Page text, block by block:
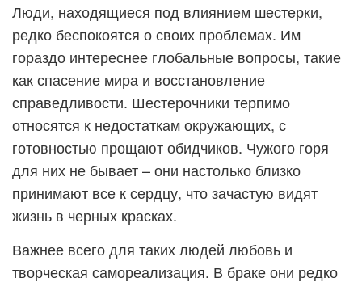
Люди, находящиеся под влиянием шестерки,
редко беспокоятся о своих проблемах. Им
гораздо интереснее глобальные вопросы, такие
как спасение мира и восстановление
справедливости. Шестерочники терпимо
относятся к недостаткам окружающих, с
готовностью прощают обидчиков. Чужого горя
для них не бывает – они настолько близко
принимают все к сердцу, что зачастую видят
жизнь в черных красках.
Важнее всего для таких людей любовь и
творческая самореализация. В браке они редко